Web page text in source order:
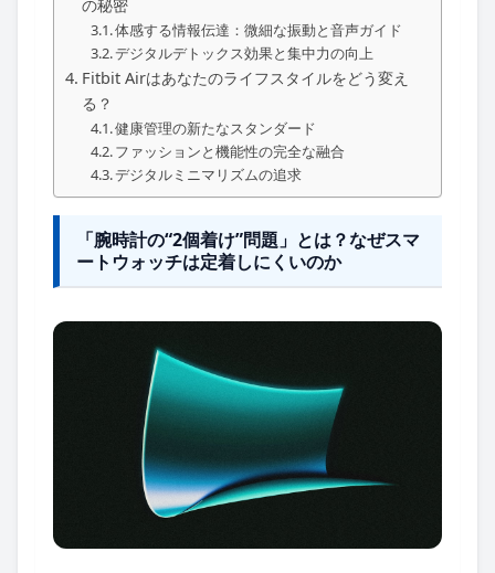
の秘密
体感する情報伝達：微細な振動と音声ガイド
デジタルデトックス効果と集中力の向上
Fitbit Airはあなたのライフスタイルをどう変え
る？
健康管理の新たなスタンダード
ファッションと機能性の完全な融合
デジタルミニマリズムの追求
「腕時計の“2個着け”問題」とは？なぜスマ
ートウォッチは定着しにくいのか